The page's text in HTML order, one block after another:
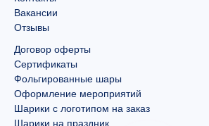
Вакансии
Отзывы
Договор оферты
Сертификаты
Фольгированные шары
Оформление мероприятий
Шарики с логотипом на заказ
Шарики на праздник